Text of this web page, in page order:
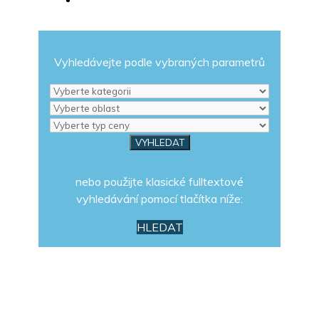
Vyhledávejte podle vybraných parametrů
nebo použijte klasické fulltextové
vyhledávání pomocí tlačítka níže:
HLEDAT